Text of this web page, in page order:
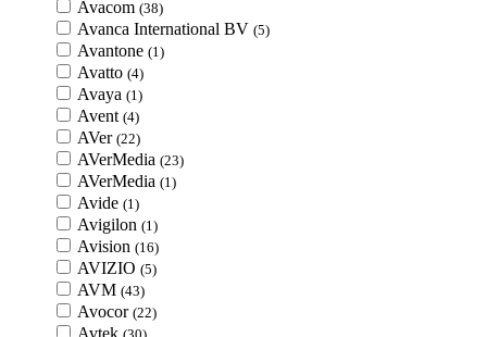
Avacom (38)
Avanca International BV (5)
Avantone (1)
Avatto (4)
Avaya (1)
Avent (4)
AVer (22)
AVerMedia (23)
AVerMedia (1)
Avide (1)
Avigilon (1)
Avision (16)
AVIZIO (5)
AVM (43)
Avocor (22)
Avtek